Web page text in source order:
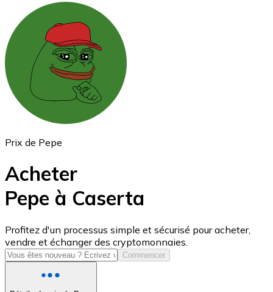
Ethereum
ETH
USD Coin
USDC
Prix de Pepe
Acheter
Pepe à Caserta
Profitez d'un processus simple et sécurisé pour acheter,
vendre et échanger des cryptomonnaies.
Commencer